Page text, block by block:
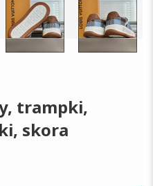
trampki,
skora